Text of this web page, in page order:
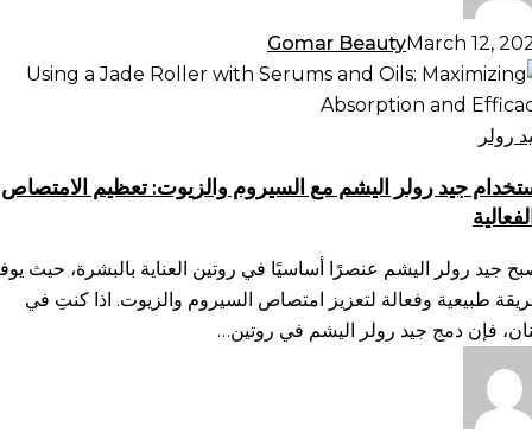
Gomar BeautyMarch 12,
رولر
جيد رولر اليشم مع السيروم والزيوت: تعظيم الامتصاص
جيد رولر اليشم عنصرًا أساسيًا في روتين العناية بالبشرة، حيث
طبيعية وفعالة لتعزيز امتصاص السيروم والزيوت. اذا كنتِ في
فإن دمج جيد رولر اليشم في روتين…